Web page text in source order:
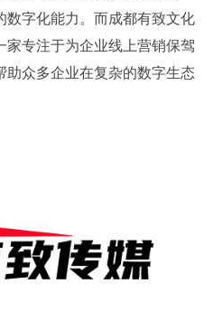
数字化能力。而成都有致文化
家专注于为企业线上营销保驾
助众多企业在复杂的数字生态